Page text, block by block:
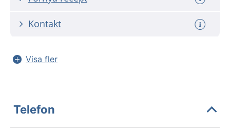
Kontakt
Visa fler
Telefon